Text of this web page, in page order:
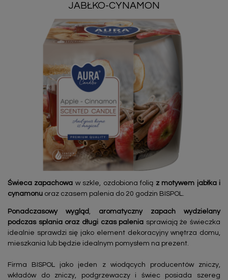
JABŁKO-CYNAMON
Świeca zapachowa w szkle, ozdobiona folią z motywem jabłka i
cynamonu oraz czasem palenia do 20 godzin BISPOL.
Ponadczasowy wygląd , aromatyczny zapach wydzielany
podczas splania oraz długi czas palenia sprawiają że świeczka
idealnie sprawdzi się jako element dekoracyjny wnętrza domu,
mieszkania lub będzie idealnym pomysłem na prezent.
Firma BISPOL jako jeden z wiodących producentów zniczy,
wkładów do zniczy, podgrzewaczy i świec posiada szereg